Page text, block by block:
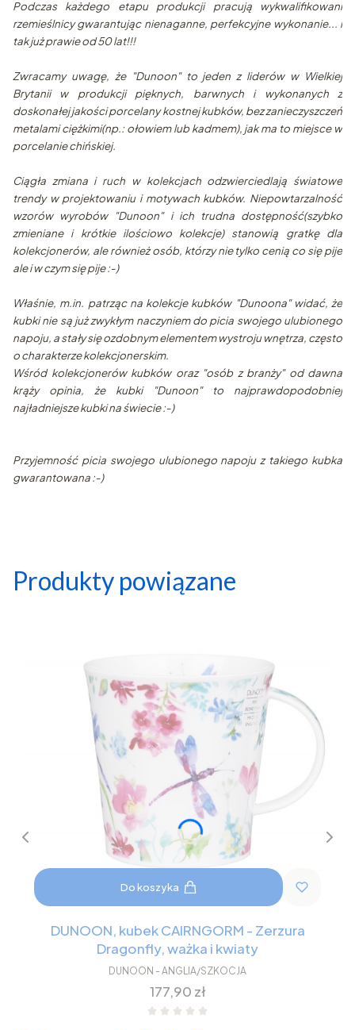
Podczas każdego etapu produkcji pracują wykwalifikowani
rzemieślnicy gwarantując nienaganne, perfekcyjne wykonanie... i
tak już prawie od 50 lat!!!
Zwracamy uwagę, że "Dunoon" to jeden z liderów w Wielkiej
Brytanii w produkcji pięknych, barwnych i wykonanych z
doskonałej jakości porcelany kostnej kubków, bez zanieczyszczeń
metalami ciężkimi(np.: ołowiem lub kadmem), jak ma to miejsce w
porcelanie chińskiej.
Ciągła zmiana i ruch w kolekcjach odzwierciedlają światowe
trendy w projektowaniu i motywach kubków. Niepowtarzalność
wzorów wyrobów "Dunoon" i ich trudna dostępność(szybko
zmieniane i krótkie ilościowo kolekcje) stanowią gratkę dla
kolekcjonerów, ale również osób, którzy nie tylko cenią co się pije
ale i w czym się pije :-)
Właśnie, m.in. patrząc na kolekcje kubków "Dunoona" widać, że
kubki nie są już zwykłym naczyniem do picia swojego ulubionego
napoju, a stały się ozdobnym elementem wystroju wnętrza, często
o charakterze kolekcjonerskim.
Wśród kolekcjonerów kubków oraz "osób z branży" od dawna
krąży opinia, że kubki "Dunoon" to najprawdopodobniej
najładniejsze kubki na świecie :-)
Przyjemność picia swojego ulubionego napoju z takiego kubka
gwarantowana :-)
Produkty powiązane
Do koszyka
DUNOON, kubek CAIRNGORM - Zerzura
Dragonfly, ważka i kwiaty
DUNOON - ANGLIA/SZKOCJA
Cena
177,90 zł